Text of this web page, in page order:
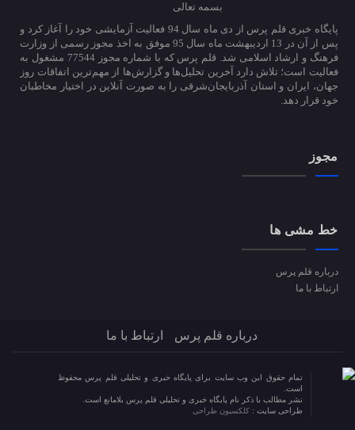
بسمه تعالی
پایگاه خبری قلم پرس از دی ماه سال 94 فعالیت آزمایشی خود را آغاز کرد و
پس از آن در 13 اردیبهشت ماه سال 95 موفق به اخذ مجوز رسمی از وزارت
فرهنگ و ارشاد اسلامی شد. قلم پرس که با شماره مجوز 77544 مشغول به
فعالیت است؛ تلاش دارد آخرین تحلیل‌ها و گزارش‌ها از مهم‌ترین اتفاقات روز
جهان، ایران و استان آذربایجان‌شرقی را به صورت آنلاین در اختیار مخاطبان
خود قرار دهد.
مجوز
خط مشی ها
درباره قلم پرس
ارتباط با ما
درباره قلم پرس ارتباط با ما
تمام حقوق این وب سایت برای پایگاه خبری و تحلیلی قلم پرس محفوظ
است.
نشر مطالب با ذکر نام پایگاه خبری و تحلیلی قلم پرس بلامانع است.
طراحی سایت : کلکسیون طراحی